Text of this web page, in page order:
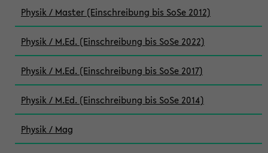
Physik / Master (Einschreibung bis SoSe 2012)
Physik / M.Ed. (Einschreibung bis SoSe 2022)
Physik / M.Ed. (Einschreibung bis SoSe 2017)
Physik / M.Ed. (Einschreibung bis SoSe 2014)
Physik / Mag